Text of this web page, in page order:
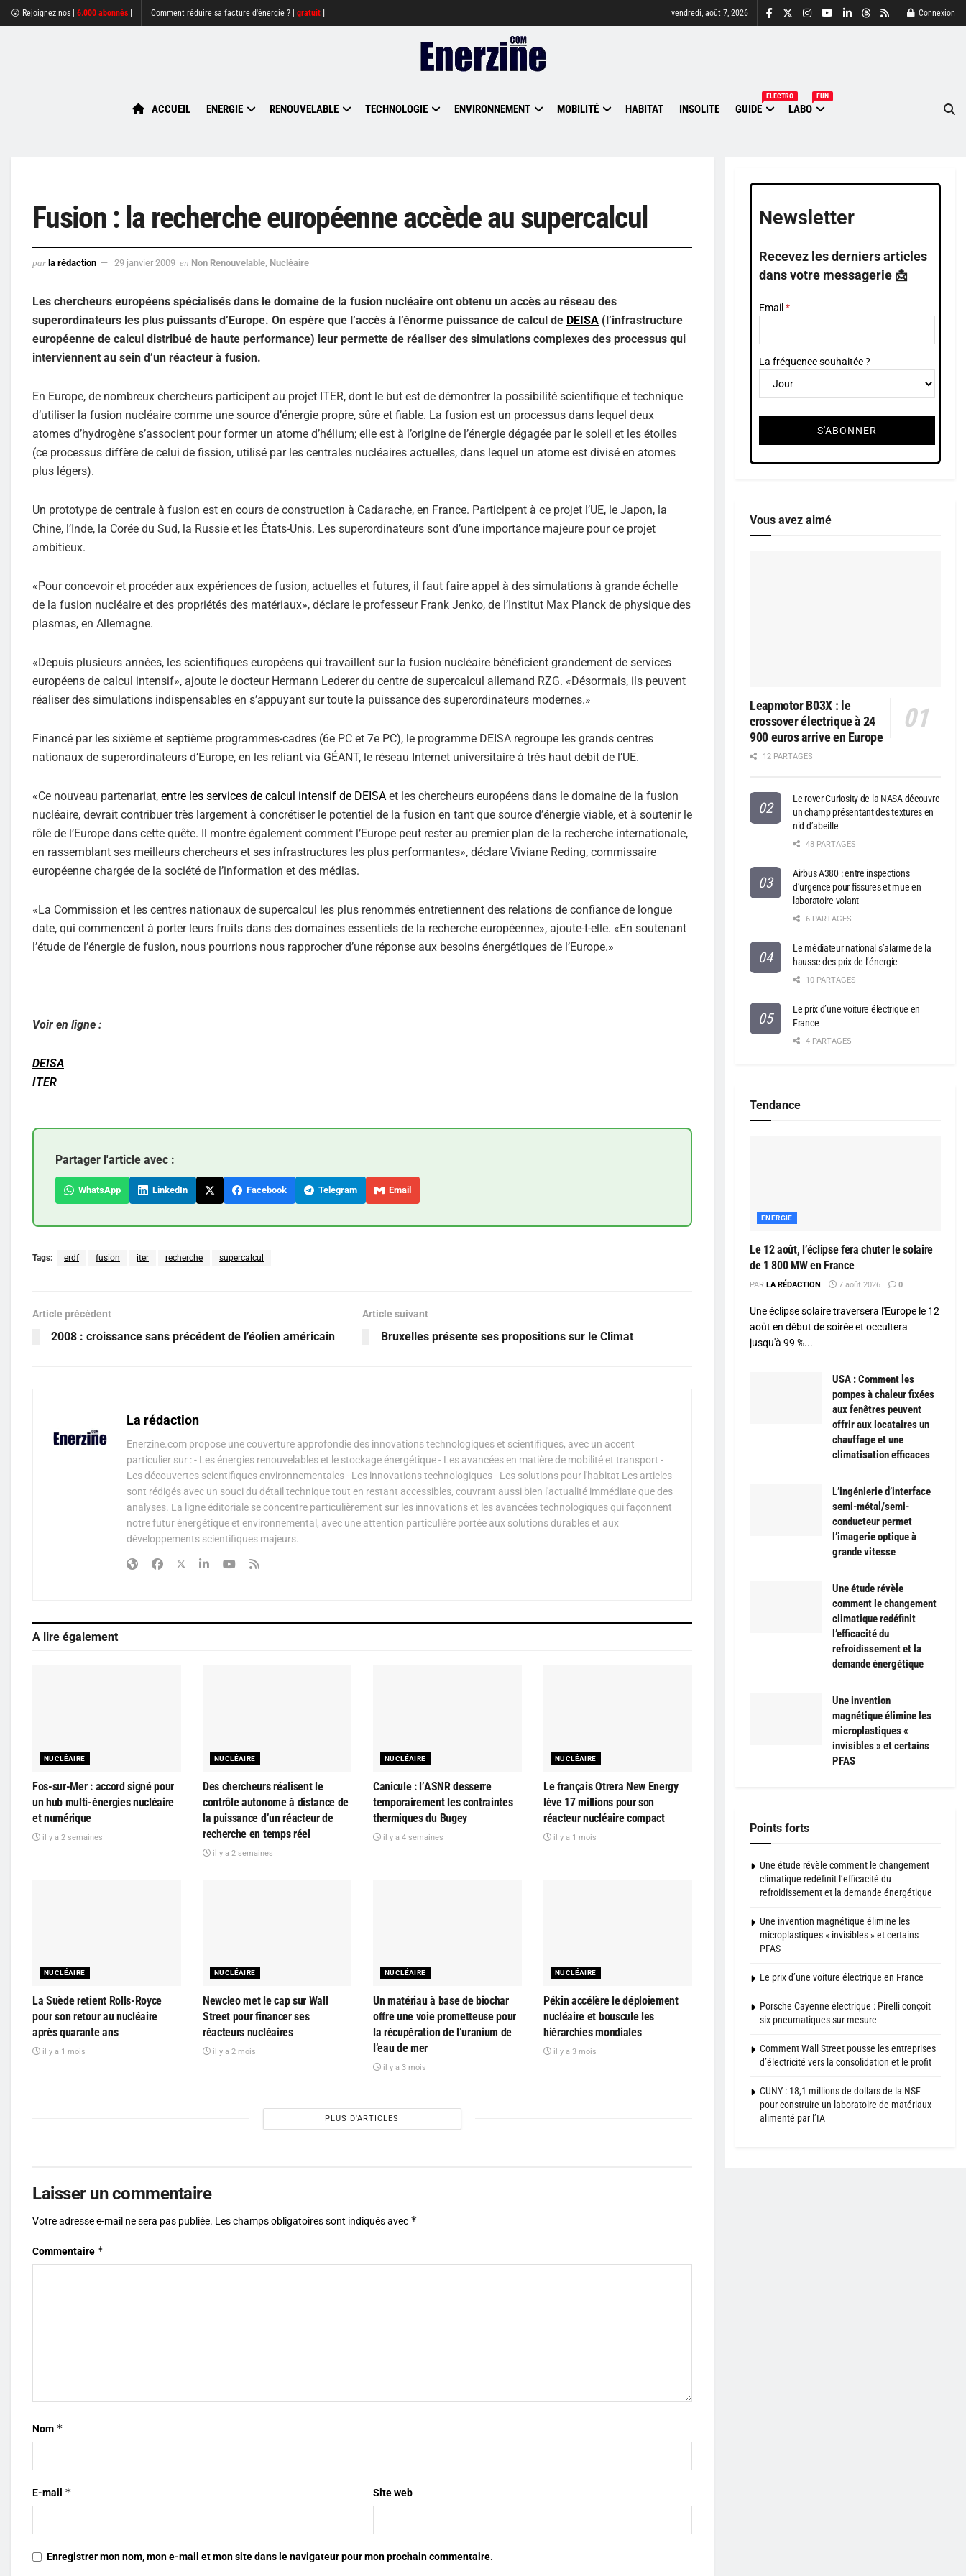
😮 Rejoignez nos [ 6.000 abonnés Comment réduire sa facture d'énergie ? [ gratuit vendredi, août 7, 2026 Connexion
ACCUEIL ENERGIE RENOUVELABLE TECHNOLOGIE ENVIRONNEMENT MOBILITÉ HABITAT INSOLITE GUIDE
ELECTRO
LABO
FUN
Fusion : la recherche européenne accède au supercalcul
par la rédaction 29 janvier 2009 en Non Renouvelable Nucléaire
Les chercheurs européens spécialisés dans le domaine de la fusion nucléaire ont obtenu un accès au réseau des
superordinateurs les plus puissants d’Europe. On espère que l’accès à l’énorme puissance de calcul de DEISA (l’infrastructure
européenne de calcul distribué de haute performance) leur permette de réaliser des simulations complexes des processus qui
interviennent au sein d’un réacteur à fusion.
En Europe, de nombreux chercheurs participent au projet ITER, dont le but est de démontrer la possibilité scientifique et technique
d’utiliser la fusion nucléaire comme une source d’énergie propre, sûre et fiable. La fusion est un processus dans lequel deux
atomes d’hydrogène s’associent pour former un atome d’hélium; elle est à l’origine de l’énergie dégagée par le soleil et les étoiles
(ce processus diffère de celui de fission, utilisé par les centrales nucléaires actuelles, dans lequel un atome est divisé en atomes
plus légers).
Un prototype de centrale à fusion est en cours de construction à Cadarache, en France. Participent à ce projet l’UE, le Japon, la
Chine, l’Inde, la Corée du Sud, la Russie et les États-Unis. Les superordinateurs sont d’une importance majeure pour ce projet
ambitieux.
«Pour concevoir et procéder aux expériences de fusion, actuelles et futures, il faut faire appel à des simulations à grande échelle
de la fusion nucléaire et des propriétés des matériaux», déclare le professeur Frank Jenko, de l’Institut Max Planck de physique des
plasmas, en Allemagne.
«Depuis plusieurs années, les scientifiques européens qui travaillent sur la fusion nucléaire bénéficient grandement de services
européens de calcul intensif», ajoute le docteur Hermann Lederer du centre de supercalcul allemand RZG. «Désormais, ils peuvent
réaliser des simulations indispensables en s’appuyant sur toute la puissance des superordinateurs modernes.»
Financé par les sixième et septième programmes-cadres (6e PC et 7e PC), le programme DEISA regroupe les grands centres
nationaux de superordinateurs d’Europe, en les reliant via GÉANT, le réseau Internet universitaire à très haut débit de l’UE.
«Ce nouveau partenariat, entre les services de calcul intensif de DEISA et les chercheurs européens dans le domaine de la fusion
nucléaire, devrait contribuer très largement à concrétiser le potentiel de la fusion en tant que source d’énergie viable, et à soutenir le
rôle de l’Europe dans cette quête. Il montre également comment l’Europe peut rester au premier plan de la recherche internationale,
en rassemblant ses meilleurs chercheurs et ses infrastructures les plus performantes», déclare Viviane Reding, commissaire
européenne chargée de la société de l’information et des médias.
«La Commission et les centres nationaux de supercalcul les plus renommés entretiennent des relations de confiance de longue
date, qui commencent à porter leurs fruits dans des domaines essentiels de la recherche européenne», ajoute-t-elle. «En soutenant
l’étude de l’énergie de fusion, nous pourrions nous rapprocher d’une réponse aux besoins énergétiques de l’Europe.»
Voir en ligne :
DEISA
ITER
Partager l'article avec :
WhatsApp LinkedIn Facebook Telegram Email
Tags: erdf fusion iter recherche supercalcul
Article précédent
2008 : croissance sans précédent de l’éolien américain
Article suivant
Bruxelles présente ses propositions sur le Climat
La rédaction
Enerzine.com propose une couverture approfondie des innovations technologiques et scientifiques, avec un accent
particulier sur : - Les énergies renouvelables et le stockage énergétique - Les avancées en matière de mobilité et transport -
Les découvertes scientifiques environnementales - Les innovations technologiques - Les solutions pour l'habitat Les articles
sont rédigés avec un souci du détail technique tout en restant accessibles, couvrant aussi bien l'actualité immédiate que des
analyses. La ligne éditoriale se concentre particulièrement sur les innovations et les avancées technologiques qui façonnent
notre futur énergétique et environnemental, avec une attention particulière portée aux solutions durables et aux
développements scientifiques majeurs.
A lire également
NUCLÉAIRE
Fos-sur-Mer : accord signé pour
un hub multi-énergies nucléaire
et numérique
il y a 2 semaines
NUCLÉAIRE
Des chercheurs réalisent le
contrôle autonome à distance de
la puissance d’un réacteur de
recherche en temps réel
il y a 2 semaines
NUCLÉAIRE
Canicule : l’ASNR desserre
temporairement les contraintes
thermiques du Bugey
il y a 4 semaines
NUCLÉAIRE
Le français Otrera New Energy
lève 17 millions pour son
réacteur nucléaire compact
il y a 1 mois
NUCLÉAIRE
La Suède retient Rolls-Royce
pour son retour au nucléaire
après quarante ans
il y a 1 mois
NUCLÉAIRE
Newcleo met le cap sur Wall
Street pour financer ses
réacteurs nucléaires
il y a 2 mois
NUCLÉAIRE
Un matériau à base de biochar
offre une voie prometteuse pour
la récupération de l’uranium de
l’eau de mer
il y a 3 mois
NUCLÉAIRE
Pékin accélère le déploiement
nucléaire et bouscule les
hiérarchies mondiales
il y a 3 mois
PLUS D'ARTICLES
Laisser un commentaire
Votre adresse e-mail ne sera pas publiée. Les champs obligatoires sont indiqués avec *
Commentaire *
Nom *
E-mail * Site web
Enregistrer mon nom, mon e-mail et mon site dans le navigateur pour mon prochain commentaire.
Newsletter
Recevez les derniers articles
dans votre messagerie 📩
Email
La fréquence souhaitée ?
Vous avez aimé
Leapmotor B03X : le
crossover électrique à 24
900 euros arrive en Europe
12 PARTAGES
Le rover Curiosity de la NASA découvre
un champ présentant des textures en
nid d’abeille
48 PARTAGES
Airbus A380 : entre inspections
d’urgence pour fissures et mue en
laboratoire volant
6 PARTAGES
Le médiateur national s’alarme de la
hausse des prix de l’énergie
10 PARTAGES
Le prix d’une voiture électrique en
France
4 PARTAGES
Tendance
ENERGIE
Le 12 août, l’éclipse fera chuter le solaire
de 1 800 MW en France
PAR LA RÉDACTION 7 août 2026 0
Une éclipse solaire traversera l'Europe le 12
août en début de soirée et occultera
jusqu'à 99 %...
USA : Comment les
pompes à chaleur fixées
aux fenêtres peuvent
offrir aux locataires un
chauffage et une
climatisation efficaces
L’ingénierie d’interface
semi-métal/semi-
conducteur permet
l’imagerie optique à
grande vitesse
Une étude révèle
comment le changement
climatique redéfinit
l’efficacité du
refroidissement et la
demande énergétique
Une invention
magnétique élimine les
microplastiques «
invisibles » et certains
PFAS
Points forts
Une étude révèle comment le changement
climatique redéfinit l’efficacité du
refroidissement et la demande énergétique
Une invention magnétique élimine les
microplastiques « invisibles » et certains
PFAS
Le prix d’une voiture électrique en France
Porsche Cayenne électrique : Pirelli conçoit
six pneumatiques sur mesure
Comment Wall Street pousse les entreprises
d’électricité vers la consolidation et le profit
CUNY : 18,1 millions de dollars de la NSF
pour construire un laboratoire de matériaux
alimenté par l’IA